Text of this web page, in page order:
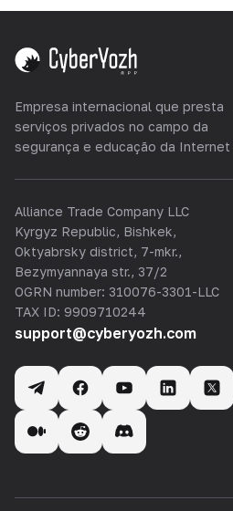
Empresa internacional que presta
serviços privados no campo da
segurança e educação da Internet
Alliance Trade Company LLC
Kyrgyz Republic, Bishkek,
Oktyabrsky district, 7-mkr.,
Bezymyannaya str., 37/2
OGRN number: 310076-3301-LLC
TAX ID: 9909710244
support@cyberyozh.com